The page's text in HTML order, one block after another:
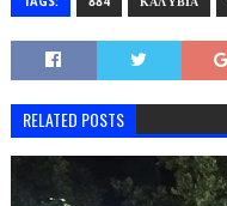
RELATED POSTS